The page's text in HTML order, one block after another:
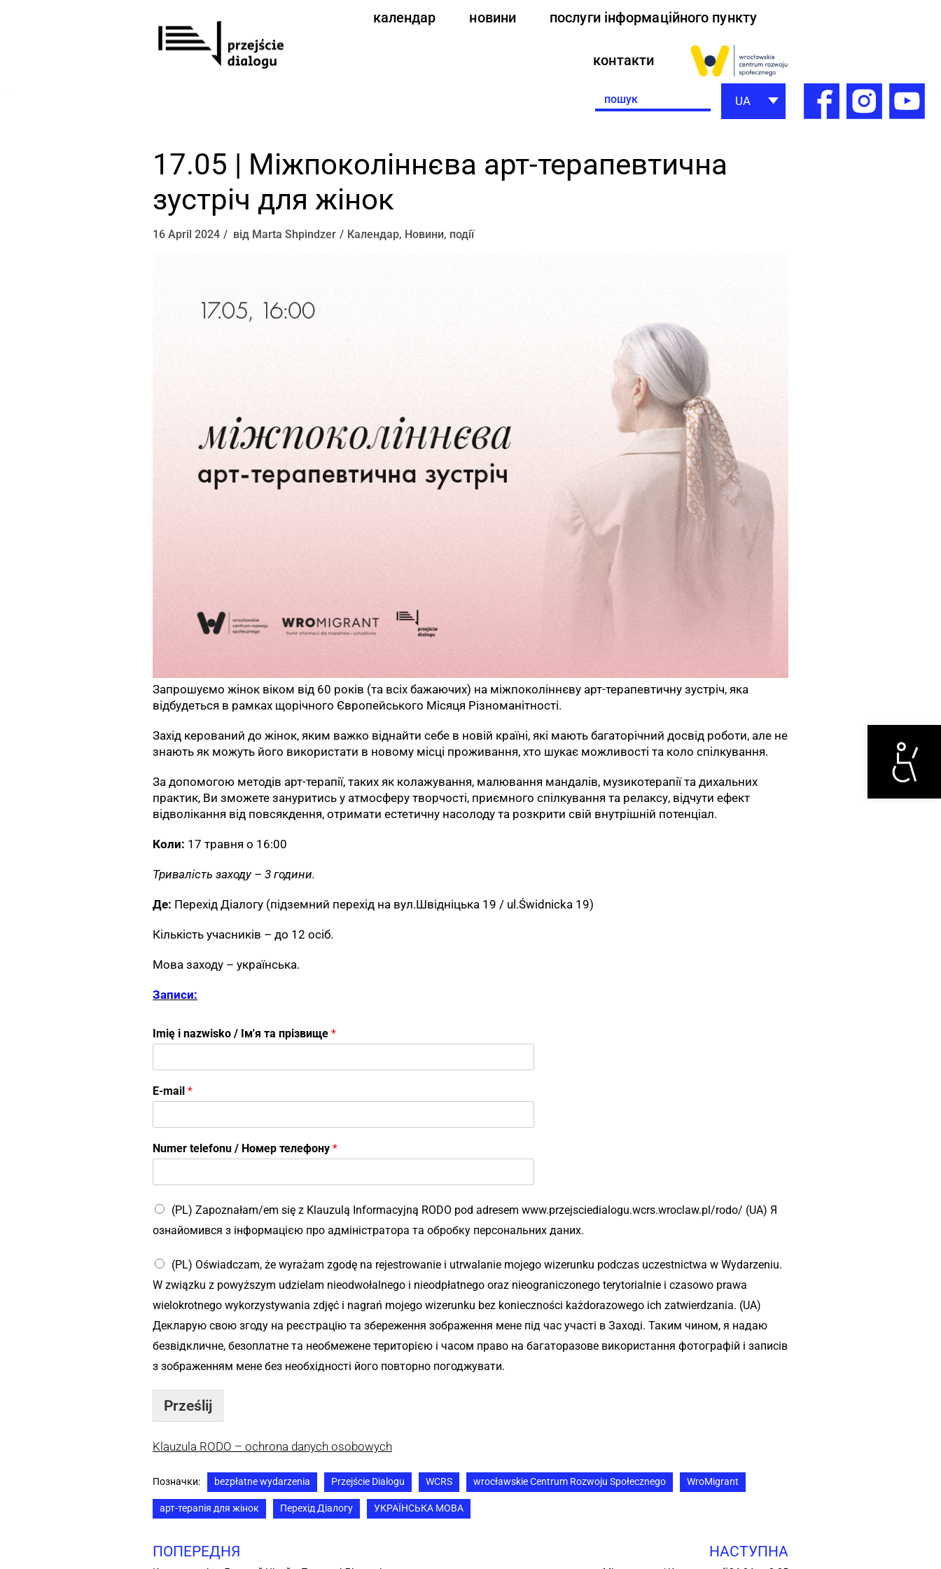
Otwórz
календар новини послуги інформаційного пункту
контакти
Search
for:
UA
17.05 | Міжпоколіннєва арт-терапевтична
зустріч для жінок
16 April 2024 від Marta Shpindzer Календар, Новини, події
Запрошуємо жінок віком від 60 років (та всіх бажаючих) на міжпоколіннєву арт-терапевтичну зустріч, яка
відбудеться в рамках щорічного Європейського Місяця Різноманітності.
Захід керований до жінок, яким важко віднайти себе в новій країні, які мають багаторічний досвід роботи, але не
знають як можуть його використати в новому місці проживання, хто шукає можливості та коло спілкування.
За допомогою методів арт-терапії, таких як колажування, малювання мандалів, музикотерапії та дихальних
практик, Ви зможете зануритись у атмосферу творчості, приємного спілкування та релаксу, відчути ефект
відволікання від повсякдення, отримати естетичну насолоду та розкрити свій внутрішній потенціал.
Коли: 17 травня о 16:00
Тривалість заходу – 3 години.
Де: Перехід Діалогу (підземний перехід на вул.Швідніцька 19 / ul.Świdnicka 19)
Кількість учасників – до 12 осіб.
Мова заходу – українська.
Записи:
Imię i nazwisko / Ім'я та прізвище *
E-mail *
Numer telefonu / Номер телефону *
(PL) Zapoznałam/em się z Klauzulą Informacyjną RODO pod adresem www.przejsciedialogu.wcrs.wroclaw.pl/rodo/ (UA) Я
ознайомився з інформацією про адміністратора та обробку персональних даних.
(PL) Oświadczam, że wyrażam zgodę na rejestrowanie i utrwalanie mojego wizerunku podczas uczestnictwa w Wydarzeniu.
W związku z powyższym udzielam nieodwołalnego i nieodpłatnego oraz nieograniczonego terytorialnie i czasowo prawa
wielokrotnego wykorzystywania zdjęć i nagrań mojego wizerunku bez konieczności każdorazowego ich zatwierdzania. (UA)
Декларую свою згоду на реєстрацію та збереження зображення мене під час участі в Заході. Таким чином, я надаю
безвідкличне, безоплатне та необмежене територією і часом право на багаторазове використання фотографій і записів
з зображенням мене без необхідності його повторно погоджувати.
Prześlij
Klauzula RODO – ochrona danych osobowych
Позначки: bezpłatne wydarzenia Przejście Dialogu WCRS wrocławskie Centrum Rozwoju Społecznego WroMigrant
арт-терапія для жінок Перехід Діалогу УКРАЇНСЬКА МОВА
ПОПЕРЕДНЯ НАСТУПНА